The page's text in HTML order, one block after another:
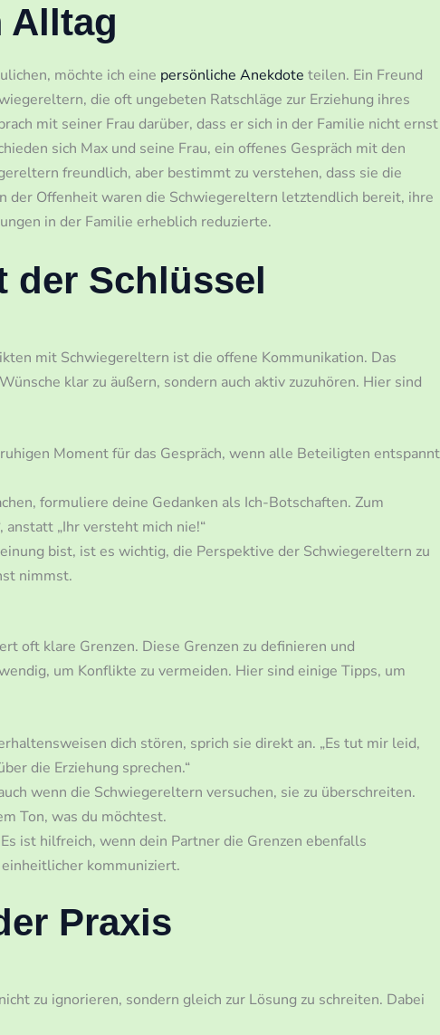
Alltag
möchte ich eine persönliche Anekdote teilen. Ein Freund
die oft ungebeten Ratschläge zur Erziehung ihres
mit seiner Frau darüber, dass er sich in der Familie nicht ernst
sich Max und seine Frau, ein offenes Gespräch mit den
freundlich, aber bestimmt zu verstehen, dass sie die
Offenheit waren die Schwiegereltern letztendlich bereit, ihre
in der Familie erheblich reduzierte.
der Schlüssel
mit Schwiegereltern ist die offene Kommunikation. Das
klar zu äußern, sondern auch aktiv zuzuhören. Hier sind
Moment für das Gespräch, wenn alle Beteiligten entspannt
formuliere deine Gedanken als Ich-Botschaften. Zum
„Ihr versteht mich nie!“
bist, ist es wichtig, die Perspektive der Schwiegereltern zu
nimmst.
oft klare Grenzen. Diese Grenzen zu definieren und
um Konflikte zu vermeiden. Hier sind einige Tipps, um
dich stören, sprich sie direkt an. „Es tut mir leid,
die Erziehung sprechen.“
wenn die Schwiegereltern versuchen, sie zu überschreiten.
Ton, was du möchtest.
Es ist hilfreich, wenn dein Partner die Grenzen ebenfalls
kommuniziert.
Praxis
zu ignorieren, sondern gleich zur Lösung zu schreiten. Dabei